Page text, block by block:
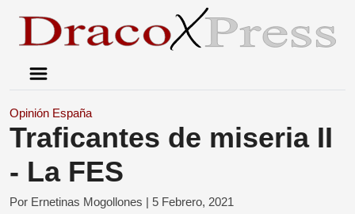
Opinión España
Traficantes de miseria II
- La FES
Por Ernetinas Mogollones | 5 Febrero, 2021